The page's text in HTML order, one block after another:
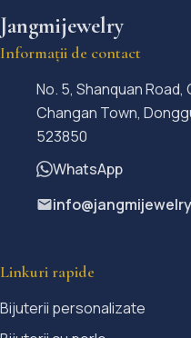
Jangmijewelry
Informații de contact
No. 5, Shanquan
Changan Town,
523850
WhatsApp
Linkuri rapide
Bijuterii personalizate